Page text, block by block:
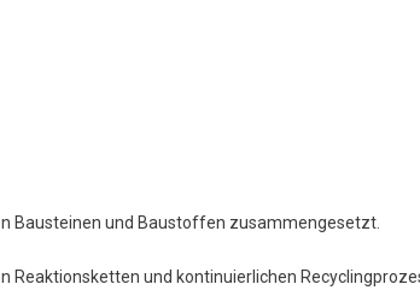
Bausteinen und Baustoffen zusammengesetzt.
Reaktionsketten und kontinuierlichen